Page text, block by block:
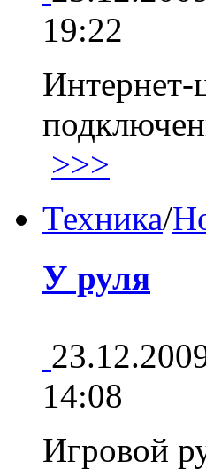
19:22
>>>
Техника/
У руля
14:08
Игровой